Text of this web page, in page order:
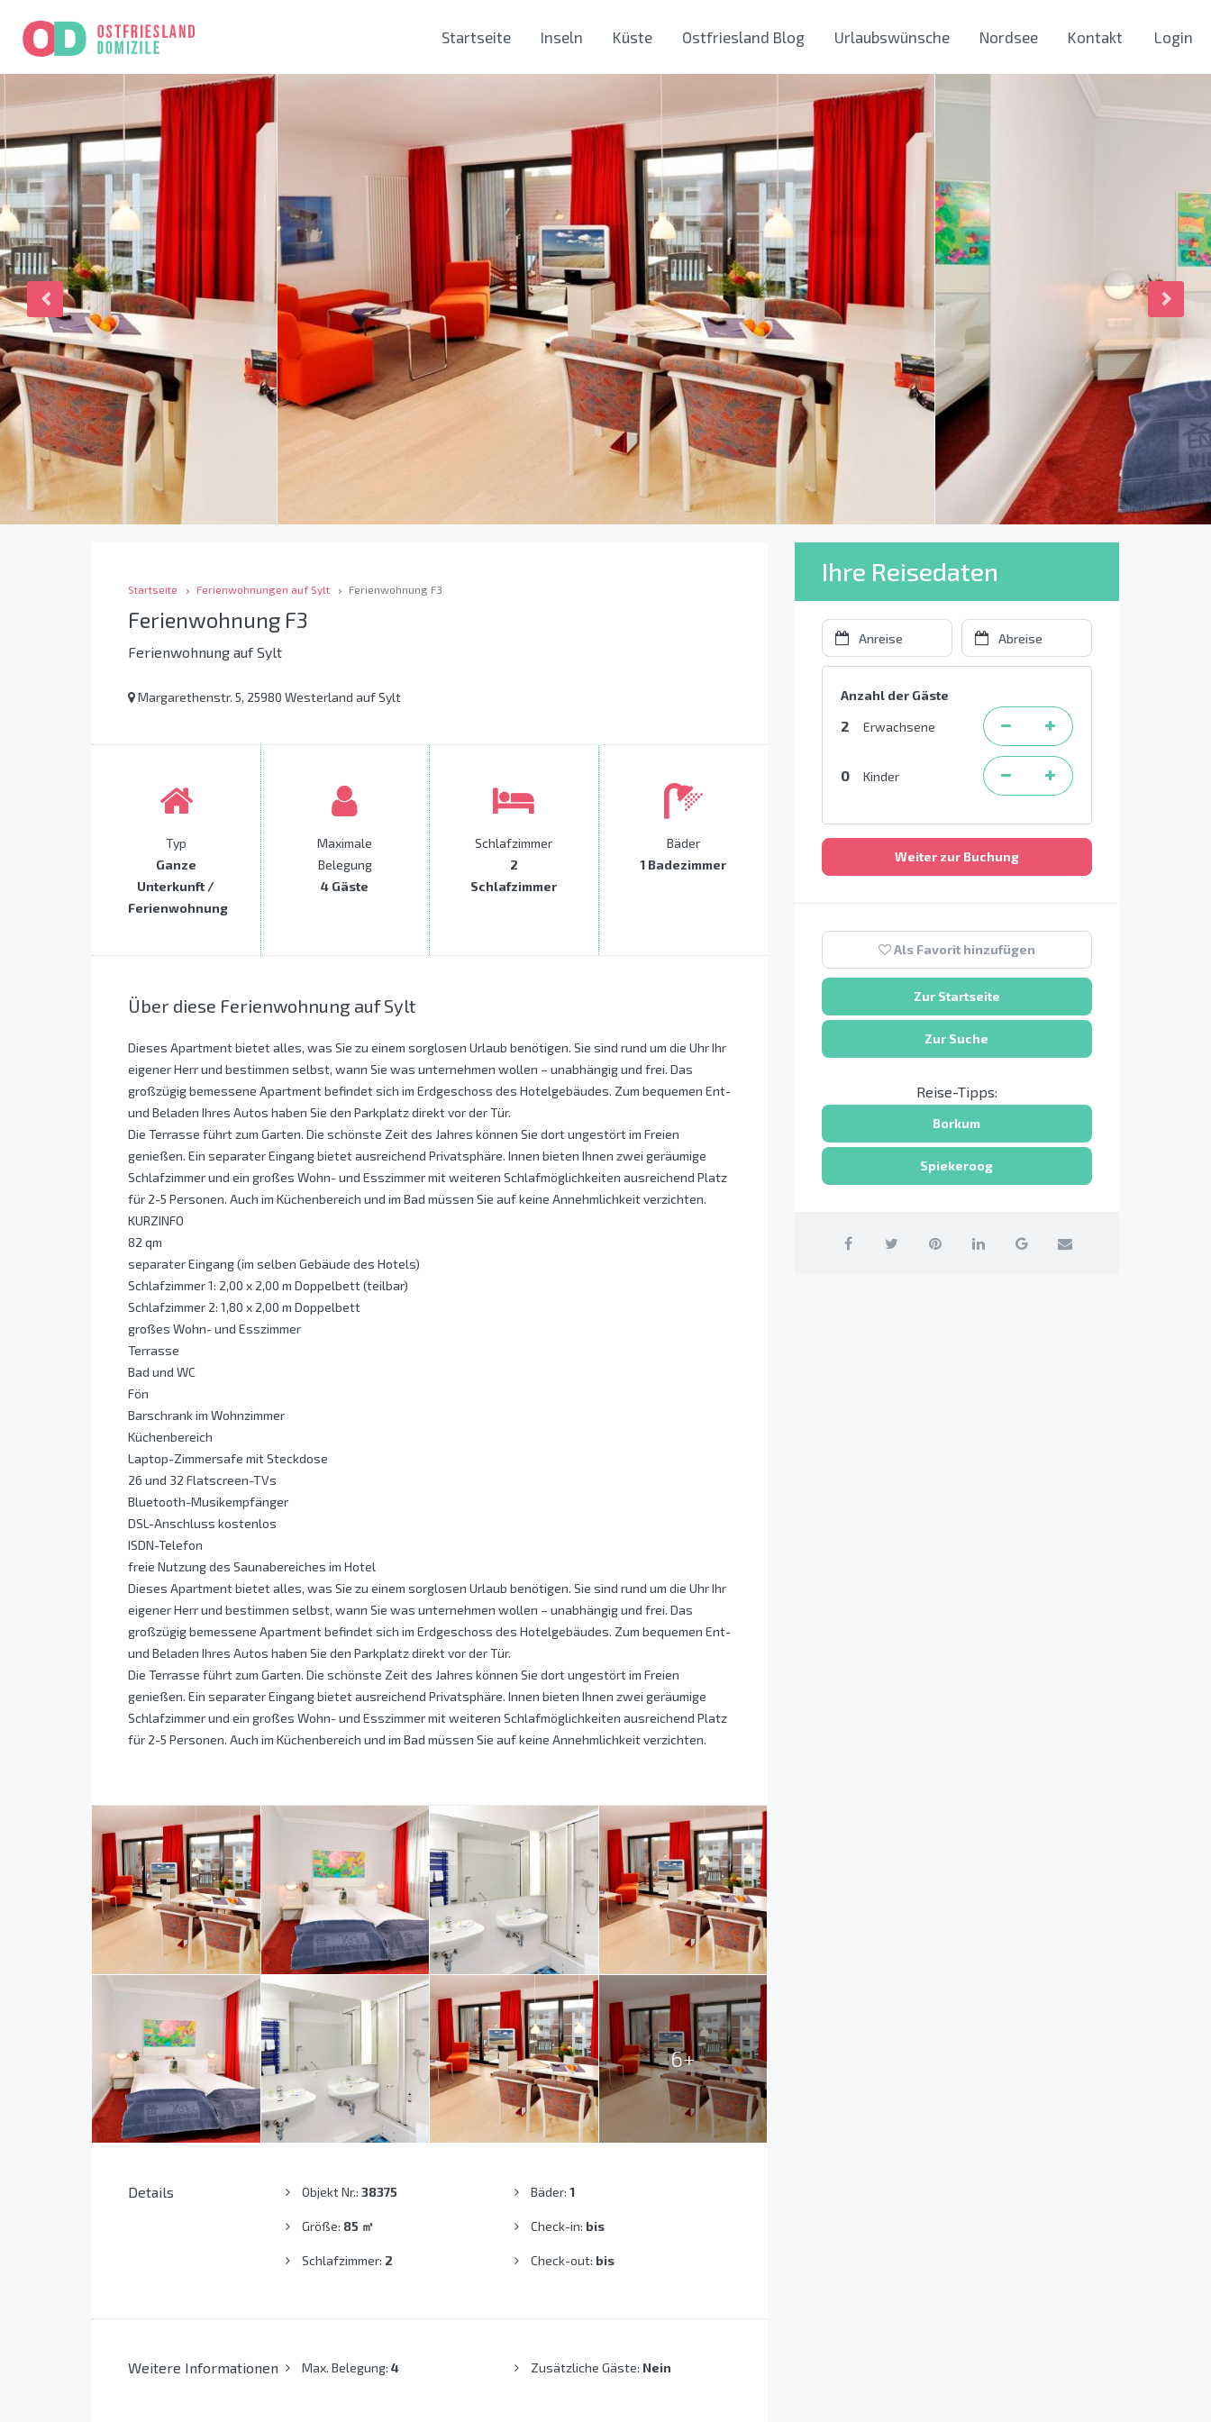
Startseite Inseln Küste Ostfriesland Blog Urlaubswünsche Nordsee Kontakt Login
Startseite Ferienwohnungen auf Sylt Ferienwohnung F3
Ferienwohnung F3
Ferienwohnung auf Sylt
Margarethenstr. 5, 25980 Westerland auf Sylt
Typ
Ganze
Unterkunft /
Ferienwohnung
Maximale
Belegung
4 Gäste
Schlafzimmer
2
Schlafzimmer
Bäder
1 Badezimmer
Über diese Ferienwohnung auf Sylt
Dieses Apartment bietet alles, was Sie zu einem sorglosen Urlaub benötigen. Sie sind rund um die Uhr Ihr
eigener Herr und bestimmen selbst, wann Sie was unternehmen wollen – unabhängig und frei. Das
großzügig bemessene Apartment befindet sich im Erdgeschoss des Hotelgebäudes. Zum bequemen Ent-
und Beladen Ihres Autos haben Sie den Parkplatz direkt vor der Tür.
Die Terrasse führt zum Garten. Die schönste Zeit des Jahres können Sie dort ungestört im Freien
genießen. Ein separater Eingang bietet ausreichend Privatsphäre. Innen bieten Ihnen zwei geräumige
Schlafzimmer und ein großes Wohn- und Esszimmer mit weiteren Schlafmöglichkeiten ausreichend Platz
für 2-5 Personen. Auch im Küchenbereich und im Bad müssen Sie auf keine Annehmlichkeit verzichten.
KURZINFO
82 qm
separater Eingang (im selben Gebäude des Hotels)
Schlafzimmer 1: 2,00 x 2,00 m Doppelbett (teilbar)
Schlafzimmer 2: 1,80 x 2,00 m Doppelbett
großes Wohn- und Esszimmer
Terrasse
Bad und WC
Fön
Barschrank im Wohnzimmer
Küchenbereich
Laptop-Zimmersafe mit Steckdose
26 und 32 Flatscreen-TVs
Bluetooth-Musikempfänger
DSL-Anschluss kostenlos
ISDN-Telefon
freie Nutzung des Saunabereiches im Hotel
Dieses Apartment bietet alles, was Sie zu einem sorglosen Urlaub benötigen. Sie sind rund um die Uhr Ihr
eigener Herr und bestimmen selbst, wann Sie was unternehmen wollen – unabhängig und frei. Das
großzügig bemessene Apartment befindet sich im Erdgeschoss des Hotelgebäudes. Zum bequemen Ent-
und Beladen Ihres Autos haben Sie den Parkplatz direkt vor der Tür.
Die Terrasse führt zum Garten. Die schönste Zeit des Jahres können Sie dort ungestört im Freien
genießen. Ein separater Eingang bietet ausreichend Privatsphäre. Innen bieten Ihnen zwei geräumige
Schlafzimmer und ein großes Wohn- und Esszimmer mit weiteren Schlafmöglichkeiten ausreichend Platz
für 2-5 Personen. Auch im Küchenbereich und im Bad müssen Sie auf keine Annehmlichkeit verzichten.
6+
Details Objekt Nr.: 38375
Größe: 85 ㎡
Schlafzimmer: 2
Bäder:1
Check-in: bis
Check-out: bis
Weitere Informationen Max. Belegung: 4 Zusätzliche Gäste: Nein
Ihre Reisedaten
Anzahl der Gäste
2 Erwachsene
0 Kinder
Weiter zur Buchung
Als Favorit hinzufügen
Zur Startseite
Zur Suche
Reise-Tipps:
Borkum
Spiekeroog